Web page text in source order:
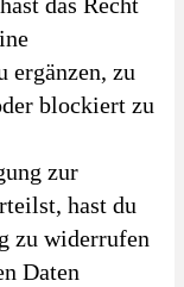
ergänzen, zu
blockiert zu
zur
hast du
zu widerrufen
Daten